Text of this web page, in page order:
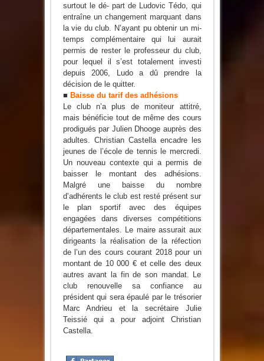
surtout le dé- part de Ludovic Tédo, qui
entraîne un changement marquant dans
la vie du club. N’ayant pu obtenir un mi-
temps complémentaire qui lui aurait
permis de rester le professeur du club,
pour lequel il s’est totalement investi
depuis 2006, Ludo a dû prendre la
décision de le quitter.
■ Baisse du tarif des adhésions
Le club n’a plus de moniteur attitré,
mais bénéficie tout de même des cours
prodigués par Julien Dhooge auprès des
adultes. Christian Castella encadre les
jeunes de l’école de tennis le mercredi.
Un nouveau contexte qui a permis de
baisser le montant des adhésions.
Malgré une baisse du nombre
d’adhérents le club est resté présent sur
le plan sportif avec des équipes
engagées dans diverses compétitions
départementales. Le maire assurait aux
dirigeants la réalisation de la réfection
de l’un des cours courant 2018 pour un
montant de 10 000 € et celle des deux
autres avant la fin de son mandat. Le
club renouvelle sa confiance au
président qui sera épaulé par le trésorier
Marc Andrieu et la secrétaire Julie
Teissié qui a pour adjoint Christian
Castella.